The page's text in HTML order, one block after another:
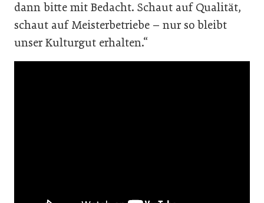
dann bitte mit Bedacht. Schaut auf Qualität,
schaut auf Meisterbetriebe – nur so bleibt
unser Kulturgut erhalten.“